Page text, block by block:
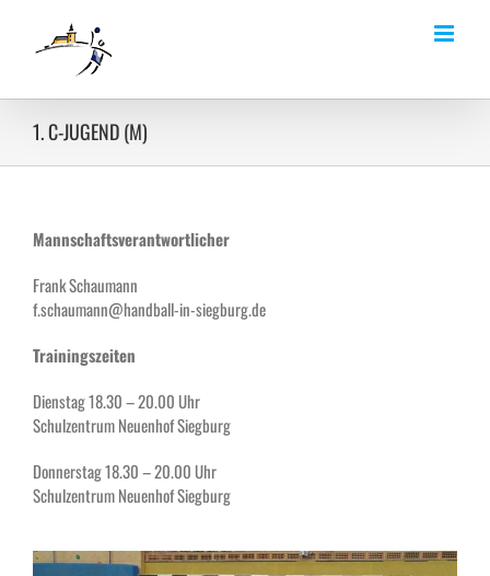
1. C-JUGEND (M)
Mannschaftsverantwortlicher
Frank Schaumann
f.schaumann@handball-in-siegburg.de
Trainingszeiten
Dienstag 18.30 – 20.00 Uhr
Schulzentrum Neuenhof Siegburg
Donnerstag 18.30 – 20.00 Uhr
Schulzentrum Neuenhof Siegburg